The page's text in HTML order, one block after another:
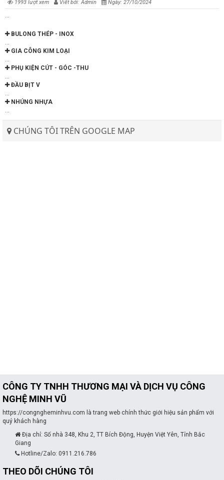
1993 lượt xem Viết bởi: Admin Ngày: 27/10/2024
...
BULONG THÉP - INOX
...
GIA CÔNG KIM LOẠI
...
PHỤ KIỆN CÚT - GÓC -THU
...
ĐẦU BỊT V
...
NHÚNG NHỰA
...
CHÚNG TÔI TRÊN GOOGLE MAP
CÔNG TY TNHH THƯƠNG MẠI VÀ DỊCH VỤ CÔNG
NGHỆ MINH VŨ
https://congngheminhvu.com là trang web chính thức giới hiệu sản phẩm với
quý khách hàng
Địa chỉ: Số nhà 348, Khu 2, TT Bích Động, Huyện Việt Yên, Tỉnh Bắc
Giang
Hotline/Zalo: 0911.216.786
THEO DÕI CHÚNG TÔI